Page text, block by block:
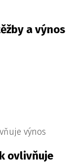
a výnos
ovlivňuje